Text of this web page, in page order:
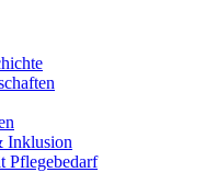
Inklusion
Pflegebedarf